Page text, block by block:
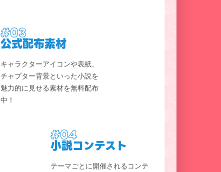
#03
公式配布素材
キャラクターアイコンや表紙、
チャプター背景といった小説を
魅力的に見せる素材を無料配布
中！
#04
小説コンテスト
テーマごとに開催されるコンテ